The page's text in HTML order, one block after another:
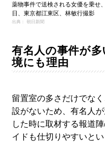
薬物事件で送検される女優を乗せ
日、東京都江東区、林敏行撮影
出典： 朝日新聞
有名人の事件が
境にも理由
留置室の多さだけでな
設がないため、有名人
した時に取材する報道
イドも仕切りやすいと